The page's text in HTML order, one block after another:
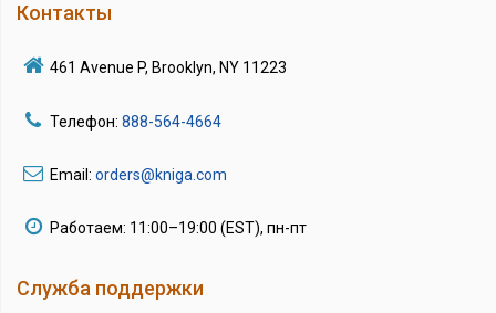
Контакты
461 Avenue P, Brooklyn, NY 11223
Телефон: 888-564-4664
Email: orders@kniga.com
Работаем: 11:00–19:00 (EST), пн-пт
Служба поддержки